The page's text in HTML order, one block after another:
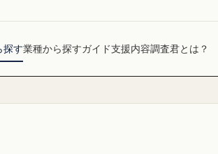
探す業種から探すガイド支援内容調査君とは？